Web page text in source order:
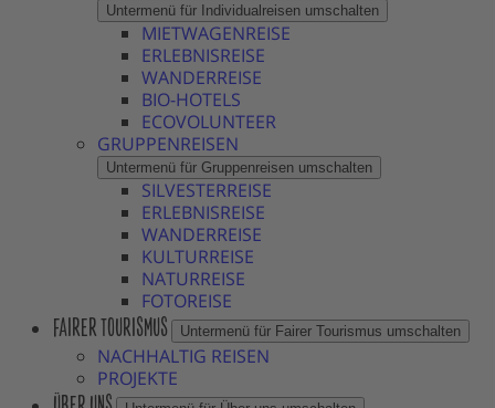
Untermenü für Individualreisen umschalten
MIETWAGENREISE
ERLEBNISREISE
WANDERREISE
BIO-HOTELS
ECOVOLUNTEER
GRUPPENREISEN
Untermenü für Gruppenreisen umschalten
SILVESTERREISE
ERLEBNISREISE
WANDERREISE
KULTURREISE
NATURREISE
FOTOREISE
FAIRER TOURISMUS Untermenü für Fairer Tourismus umschalten
NACHHALTIG REISEN
PROJEKTE